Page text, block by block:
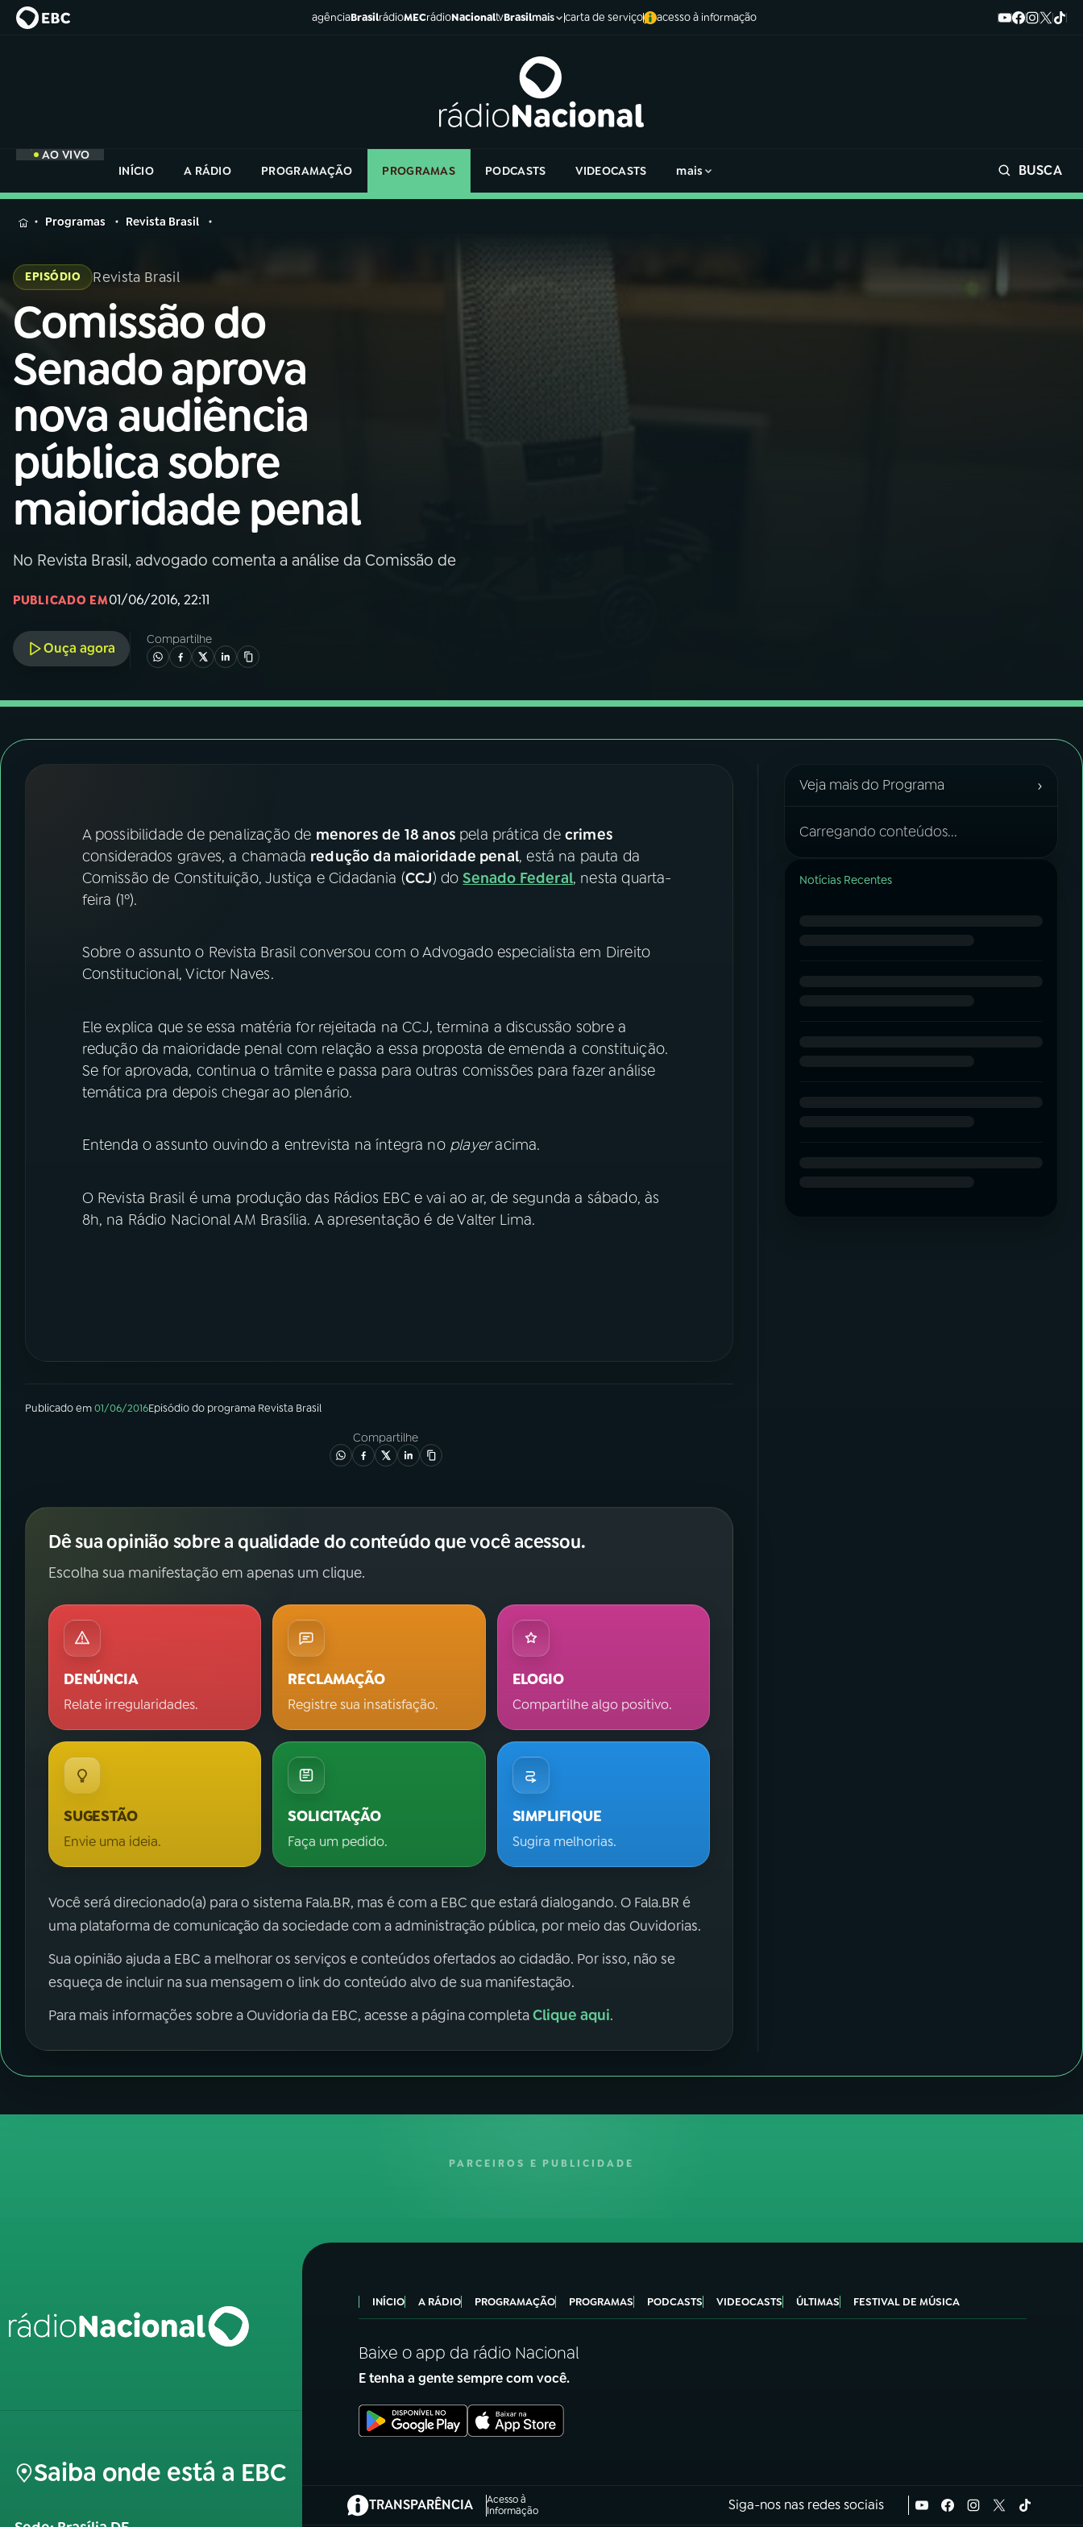
agênciaBrasilrádioMECrádioNacionaltvBrasilmais carta de serviço acesso à informação
AO VIVO
INÍCIO
A RÁDIO PROGRAMAÇÃO PROGRAMAS PODCASTS VIDEOCASTS mais BUSCA
MENU
Buscar
na
Rádio
Nacional
01 INÍCIO
02A RÁDIO
03PROGRAMAÇÃO
04 PROGRAMAS
ACOMPANHE A RÁDIO NACIONAL
YouTube Facebook
Instagram
na
Rádio
Programas Revista Brasil
EPISÓDIO Revista Brasil
Comissão do
Senado aprova
nova audiência
pública sobre
maioridade penal
No Revista Brasil, advogado comenta a análise da Comissão de
PUBLICADO EM01/06/2016, 22:11
Ouça agora
Compartilhe
A possibilidade de penalização de menores de 18 anos pela prática de crimes
considerados graves, a chamada redução da maioridade penal, está na pauta da
Comissão de Constituição, Justiça e Cidadania (CCJ) doSenado Federal, nesta quarta-
feira (1º).
Sobre o assunto o Revista Brasil conversou com o Advogado especialista em Direito
Constitucional, Victor Naves.
Ele explica que se essa matéria for rejeitada na CCJ, termina a discussão sobre a
redução da maioridade penal com relação a essa proposta de emenda a constituição.
Se for aprovada, continua o trâmite e passa para outras comissões para fazer análise
temática pra depois chegar ao plenário.
Entenda o assunto ouvindo a entrevista na íntegra no playeracima.
O Revista Brasil é uma produção das Rádios EBC e vai ao ar, de segunda a sábado, às
8h, na Rádio Nacional AM Brasília. A apresentação é de Valter Lima.
Publicado em01/06/2016Episódiodo programa Revista Brasil
Compartilhe
Dê sua opinião sobre a qualidade do conteúdo que você acessou.
Escolha sua manifestação em apenas um clique.
DENÚNCIA
Relate irregularidades.
RECLAMAÇÃO
Registre sua insatisfação.
ELOGIO
Compartilhe algo positivo.
SUGESTÃO
Envie uma ideia.
SOLICITAÇÃO
Faça um pedido.
SIMPLIFIQUE
Sugira melhorias.
Você será direcionado(a) para o sistema Fala.BR, mas é com a EBC que estará dialogando. O Fala.BR é
uma plataforma de comunicação da sociedade com a administração pública, por meio das Ouvidorias.
Sua opinião ajuda a EBC a melhorar os serviços e conteúdos ofertados ao cidadão. Por isso, não se
esqueça de incluir na sua mensagem o link do conteúdo alvo de sua manifestação.
Para mais informações sobre a Ouvidoria da EBC, acesse a página completaClique aqui.
Veja mais do Programa ›
Carregando conteúdos...
Notícias Recentes
PARCEIROS E PUBLICIDADE
Saiba onde está a EBC
INÍCIO A RÁDIO PROGRAMAÇÃO PROGRAMAS PODCASTS VIDEOCASTS ÚLTIMAS FESTIVAL DE MÚSICA
Baixe o app da rádio Nacional
E tenha a gente sempre com você.
TRANSPARÊNCIA
Acesso à
Informação
(abre em nova aba) Siga-nos nas redes sociais